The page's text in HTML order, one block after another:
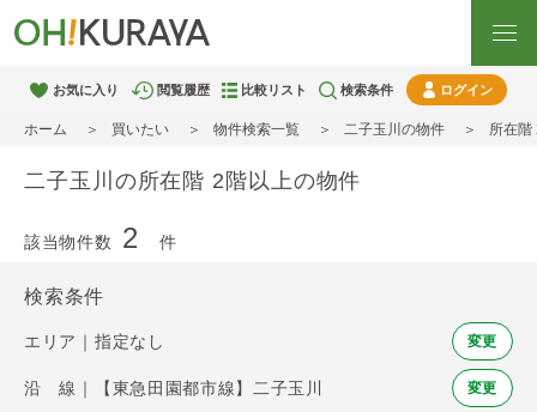
お気に入り 閲覧履歴 比較リスト 検索条件 ログイン
ホーム 買いたい 物件検索一覧 二子玉川の物件 所在階
二子玉川の所在階 2階以上の物件
該当物件数 2 件
検索条件
エリア｜指定なし 変更
沿 線｜【東急田園都市線】二子玉川 変更